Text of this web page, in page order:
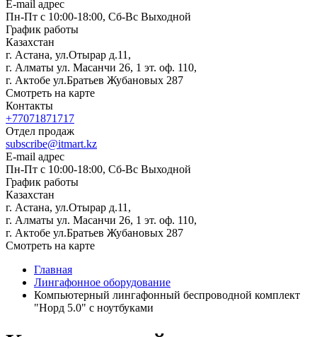
E-mail адрес
Пн-Пт с 10:00-18:00, Сб-Вс Выходной
График работы
Казахстан
г. Астана, ул.Отырар д.11,
г. Алматы ул. Масанчи 26, 1 эт. оф. 110,
г. Актобе ул.Братьев Жубановых 287
Смотреть на карте
Контакты
+77071871717
Отдел продаж
subscribe@itmart.kz
E-mail адрес
Пн-Пт с 10:00-18:00, Сб-Вс Выходной
График работы
Казахстан
г. Астана, ул.Отырар д.11,
г. Алматы ул. Масанчи 26, 1 эт. оф. 110,
г. Актобе ул.Братьев Жубановых 287
Смотреть на карте
Главная
Лингафонное оборудование
Компьютерный лингафонный беспроводной комплект
"Норд 5.0" с ноутбуками